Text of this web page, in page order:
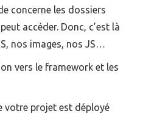
concerne les dossiers
accéder. Donc, c’est là
nos images, nos JS…
vers le framework et les
votre projet est déployé